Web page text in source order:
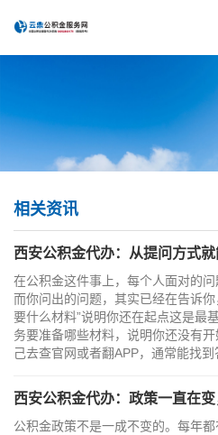
相关资讯
西安公积金代办：从提问方式就能看出你是
在公积金这件事上，每个人面对的问
而你问出的问题，其实已经在告诉
要什么材料”说明你还在起点这是最
务要准备哪些材料，说明你还没有
己去查官网或者翻APP，通常能找到
西安公积金代办：政策一直在变，你需要有
公积金政策不是一成不变的。每年